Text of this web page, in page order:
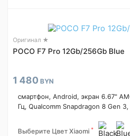
Оригинал ★
POCO F7 Pro 12Gb/256Gb Blue
1 480 BYN
смартфон, Android, экран 6.67"
Гц, Qualcomm Snapdragon 8 Gen
Выберите Цвет Xiaomi *